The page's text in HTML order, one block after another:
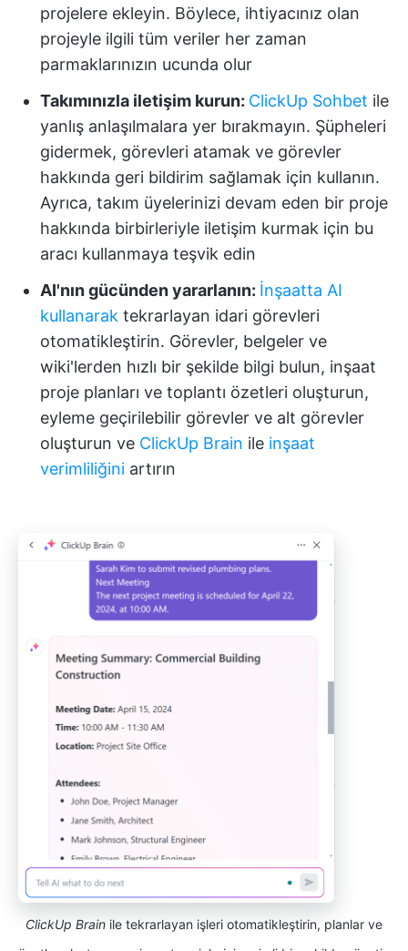
projelere ekleyin. Böylece, ihtiyacınız olan
projeyle ilgili tüm veriler her zaman
parmaklarınızın ucunda olur
Takımınızla iletişim kurun: ClickUp Sohbet ile
yanlış anlaşılmalara yer bırakmayın. Şüpheleri
gidermek, görevleri atamak ve görevler
hakkında geri bildirim sağlamak için kullanın.
Ayrıca, takım üyelerinizi devam eden bir proje
hakkında birbirleriyle iletişim kurmak için bu
aracı kullanmaya teşvik edin
AI'nın gücünden yararlanın: İnşaatta AI
kullanarak tekrarlayan idari görevleri
otomatikleştirin. Görevler, belgeler ve
wiki'lerden hızlı bir şekilde bilgi bulun, inşaat
proje planları ve toplantı özetleri oluşturun,
eyleme geçirilebilir görevler ve alt görevler
oluşturun ve ClickUp Brain ile inşaat
verimliliğini artırın
ClickUp Brain ile tekrarlayan işleri otomatikleştirin, planlar ve